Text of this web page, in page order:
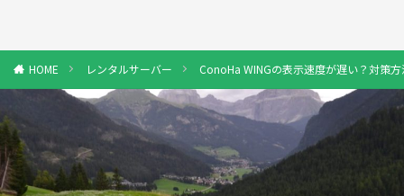
HOME レンタルサーバー ConoHa WINGの表示速度が遅い？対策